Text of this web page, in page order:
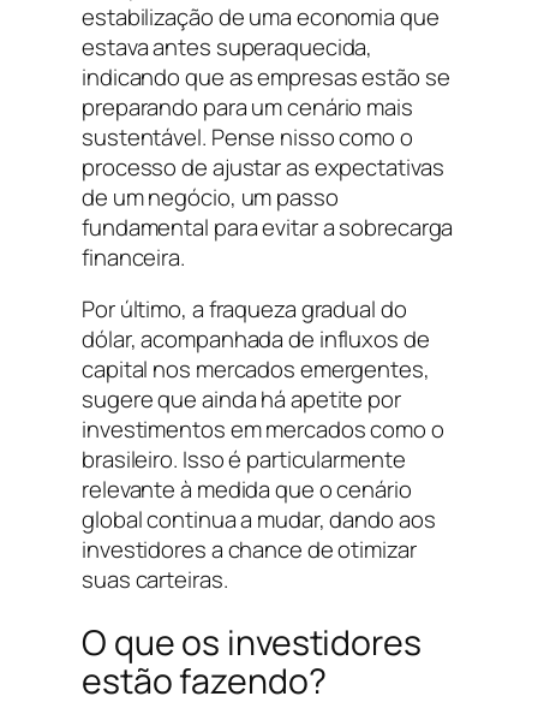
estabilização de uma economia que
estava antes superaquecida,
indicando que as empresas estão se
preparando para um cenário mais
sustentável. Pense nisso como o
processo de ajustar as expectativas
de um negócio, um passo
fundamental para evitar a sobrecarga
financeira.
Por último, a fraqueza gradual do
dólar, acompanhada de influxos de
capital nos mercados emergentes,
sugere que ainda há apetite por
investimentos em mercados como o
brasileiro. Isso é particularmente
relevante à medida que o cenário
global continua a mudar, dando aos
investidores a chance de otimizar
suas carteiras.
O que os investidores
estão fazendo?